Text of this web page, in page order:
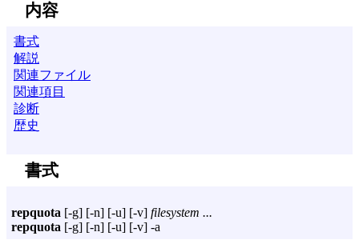
内容
書式
解説
関連ファイル
関連項目
診断
歴史
書式
repquota [-g] [-n] [-u] [-v] filesystem ...
repquota [-g] [-n] [-u] [-v] -a